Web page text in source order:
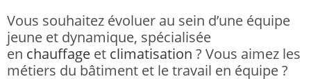
Vous souhaitez évoluer au sein d’une équipe
jeune et dynamique, spécialisée
en chauffage et climatisation ? Vous aimez les
métiers du bâtiment et le travail en équipe ?